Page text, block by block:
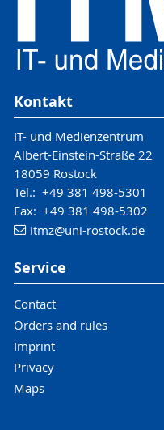
Kontakt
IT- und Medienzentrum
Albert-Einstein-Straße 22
18059 Rostock
Tel.: +49 381 498-5301
Fax: +49 381 498-5302
itmz@uni-rostock.de
Service
Contact
Orders and rules
Imprint
Privacy
Maps